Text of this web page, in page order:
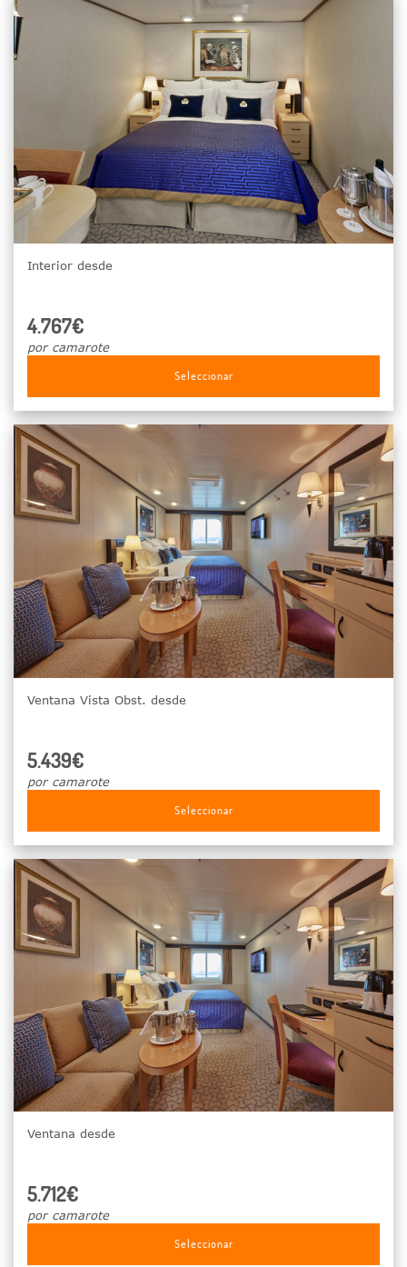
Interior desde
4.767€
por camarote
Seleccionar
Ventana Vista Obst. desde
5.439€
por camarote
Seleccionar
Ventana desde
5.712€
por camarote
Seleccionar